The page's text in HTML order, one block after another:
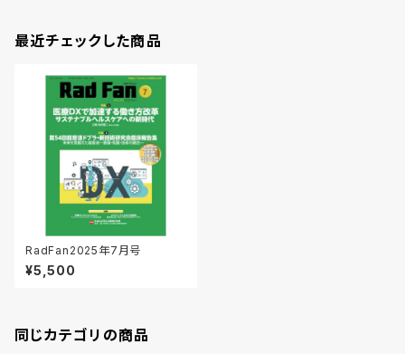
最近チェックした商品
RadFan2025年7月号
¥5,500
同じカテゴリの商品